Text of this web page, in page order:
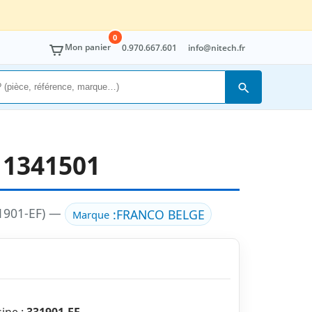
Mon panier
0
0.970.667.601 info@nitech.fr
Rechercher
EF) — Marque:FRANCO BELGE